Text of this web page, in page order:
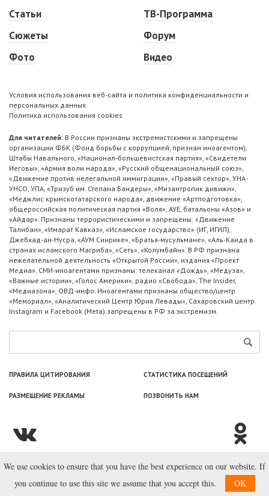
Статьи
Сюжеты
Фото
ТВ-Программа
Форум
Видео
Условия использования веб-сайта и политика конфиденциальности и
персональных данных
Политика использования cookies
Для читателей: В России признаны экстремистскими и запрещены
организации ФБК (Фонд борьбы с коррупцией, признан иноагентом),
Штабы Навального, «Национал-большевистская партия», «Свидетели
Иеговы», «Армия воли народа», «Русский общенациональный союз»,
«Движение против нелегальной иммиграции», «Правый сектор», УНА-
УНСО, УПА, «Тризуб им. Степана Бандеры», «Мизантропик дивижн»,
«Меджлис крымскотатарского народа», движение «Артподготовка»,
общероссийская политическая партия «Воля», АУЕ, батальоны «Азов» и
«Айдар». Признаны террористическими и запрещены: «Движение
Талибан», «Имарат Кавказ», «Исламское государство» (ИГ, ИГИЛ),
Джебхад-ан-Нусра, «АУМ Синрике», «Братья-мусульмане», «Аль-Каида в
странах исламского Магриба», «Сеть», «Колумбайн». В РФ признана
нежелательной деятельность «Открытой России», издания «Проект
Медиа». СМИ-иноагентами признаны: телеканал «Дождь», «Медуза»,
«Важные истории», «Голос Америки», радио «Свобода», The Insider,
«Медиазона», ОВД-инфо. Иноагентами признаны общество/центр
«Мемориал», «Аналитический Центр Юрия Левады», Сахаровский центр.
Instagram и Facebook (Metа) запрещены в РФ за экстремизм.
ПРАВИЛА ЦИТИРОВАНИЯ СТАТИСТИКА ПОСЕЩЕНИЙ
РАЗМЕЩЕНИЕ РЕКЛАМЫ ПОЗВОНИТЬ НАМ
© ООО «Лаборатория Новоcтей», 2003—2026.
We use cookies to ensure that you have the best experience on our website. If
you continue to use this site we assume that you accept this.
OK